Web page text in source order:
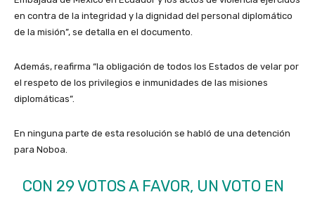
en contra de la integridad y la dignidad del personal diplomático
de la misión”, se detalla en el documento.
Además, reafirma “la obligación de todos los Estados de velar por
el respeto de los privilegios e inmunidades de las misiones
diplomáticas”.
En ninguna parte de esta resolución se habló de una detención
para Noboa.
CON 29 VOTOS A FAVOR, UN VOTO EN